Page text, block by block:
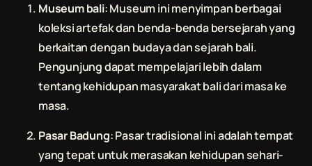
Museumbali: Museum ini menyimpan berbagai
koleksi artefak dan benda-benda bersejarah yang
berkaitan dengan budaya dan sejarah bali.
Pengunjung dapat mempelajari lebih dalam
tentang kehidupan masyarakatbalidari masa ke
masa.
Pasar Badung: Pasar tradisional ini adalah tempat
yang tepat untuk merasakan kehidupan sehari-